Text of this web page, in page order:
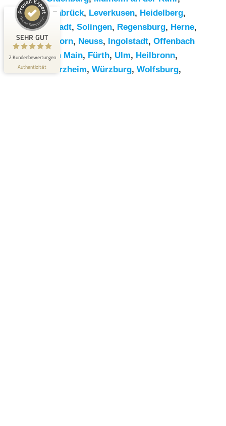
Osnabrück, Leverkusen, Heidelberg,
Darmstadt, Solingen, Regensburg, Herne,
Paderborn, Neuss, Ingolstadt, Offenbach
am Main, Fürth, Ulm, Heilbronn,
Pforzheim, Würzburg, Wolfsburg,
SEHR GUT
2 Kundenbewertungen
Authentizität
SEHR GUT
5,00 / 5,00
2
anderen Quelle
Blick aufs ProvenExpert-Profil werfen